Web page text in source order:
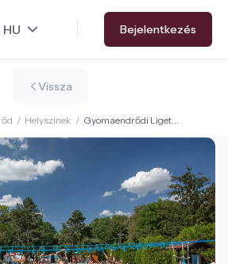
Bejelentkezés
Vissza
/ Helyszínek / Gyomaendrődi Liget
Gyógyfürdő és Kemping